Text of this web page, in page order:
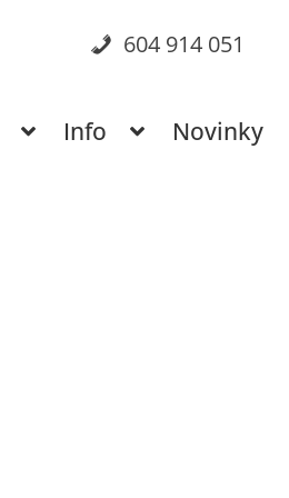
604 914 051
Info Novinky